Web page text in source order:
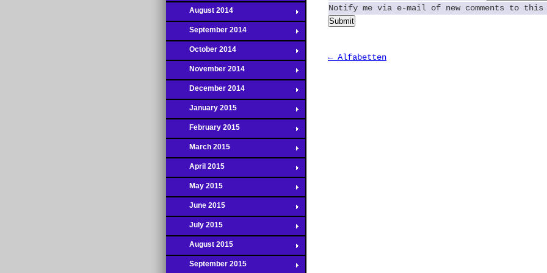
August 2014
September 2014
October 2014
November 2014
December 2014
January 2015
February 2015
March 2015
April 2015
May 2015
June 2015
July 2015
August 2015
September 2015
Notify me via e-mail of new comments to
Submit
← Alfabetten